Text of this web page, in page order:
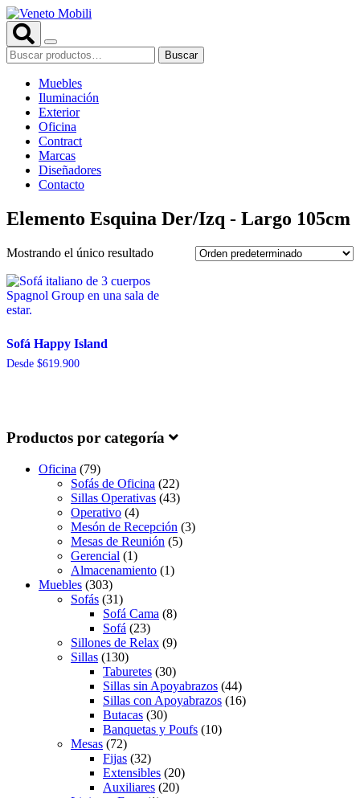
Saltar
al
contenido
Buscar
por:
Buscar
Muebles
Iluminación
Exterior
Oficina
Contract
Marcas
Diseñadores
Contacto
Elemento Esquina Der/Izq - Largo 105cm
Mostrando el único resultado
Sofá Happy Island
Desde $619.900
Productos por categoría
Oficina (79)
Sofás de Oficina (22)
Sillas Operativas (43)
Operativo (4)
Mesón de Recepción (3)
Mesas de Reunión (5)
Gerencial (1)
Almacenamiento (1)
Muebles (303)
Sofás (31)
Sofá Cama (8)
Sofá (23)
Sillones de Relax (9)
Sillas (130)
Taburetes (30)
Sillas sin Apoyabrazos (44)
Sillas con Apoyabrazos (16)
Butacas (30)
Banquetas y Poufs (10)
Mesas (72)
Fijas (32)
Extensibles (20)
Auxiliares (20)